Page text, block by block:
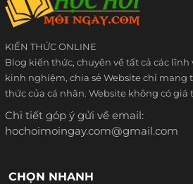
KIẾN THỨC ONLINE
Blog kiến thức, chuyên về tất cả các lĩnh
kinh nghiệm, chia sẻ Website chỉ mang
thức của cá nhân. Website không có giá
Chi tiết góp ý gửi về email:
hochoimoingay.com@gmail.com
CHỌN NHANH